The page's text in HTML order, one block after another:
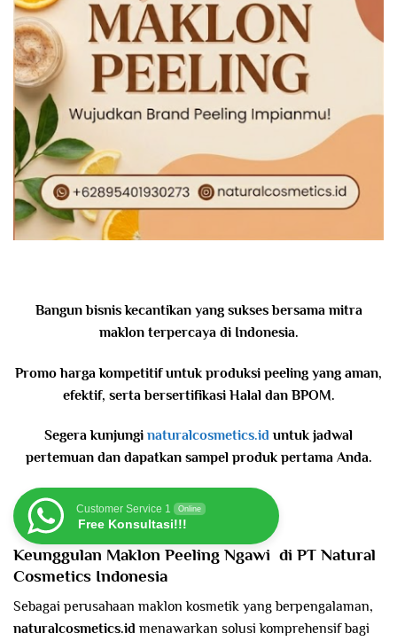
Bangun bisnis kecantikan yang sukses bersama mitra
maklon terpercaya di Indonesia.
Promo harga kompetitif untuk produksi peeling yang aman,
efektif, serta bersertifikasi Halal dan BPOM.
Segera kunjungi naturalcosmetics.id untuk jadwal
pertemuan dan dapatkan sampel produk pertama Anda.
Customer Service 1 Online
Free Konsultasi!!!
Keunggulan Maklon Peeling Ngawi di PT Natural
Cosmetics Indonesia
Sebagai perusahaan maklon kosmetik yang berpengalaman,
naturalcosmetics.id menawarkan solusi komprehensif bagi